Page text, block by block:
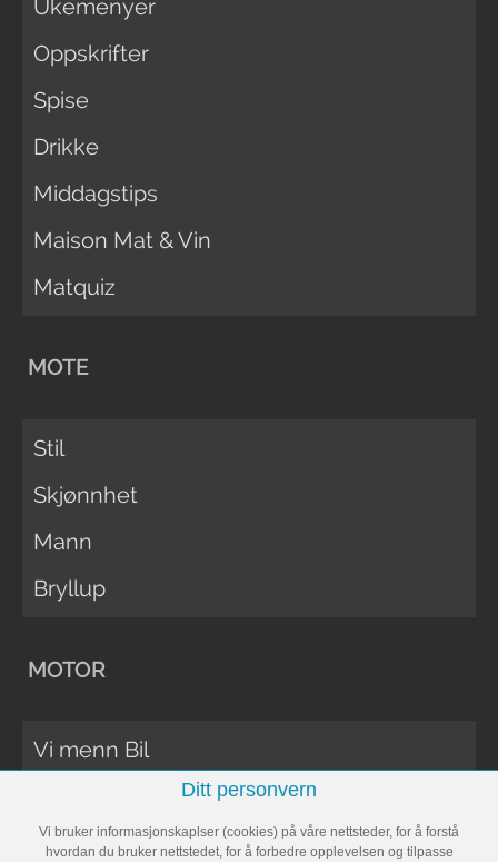
Ukemenyer
Oppskrifter
Spise
Drikke
Middagstips
Maison Mat & Vin
Matquiz
MOTE
Stil
Skjønnhet
Mann
Bryllup
MOTOR
Vi menn Bil
Vi Menn Båt
Ditt personvern
Vi bruker informasjonskaplser (cookies) på våre nettsteder, for å forstå
hvordan du bruker nettstedet, for å forbedre opplevelsen og tilpasse